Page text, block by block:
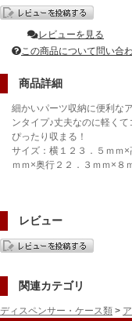
レビューを見る
この商品について問い合
商品詳細
細かいパーツ収納に便利な
ンタイプ♪丈夫なのに軽く
ぴったり収まる！
サイズ：横１２３．５ｍｍ
ｍｍ×奥行２２．３ｍｍ×８
レビュー
関連カテゴリ
ディスペンサー・ケース類 >